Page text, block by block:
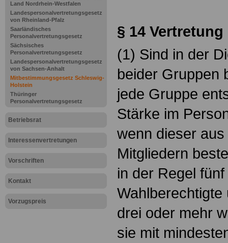
Land Nordrhein-Westfalen
Landespersonalvertretungsgesetz
von Rheinland-Pfalz
Saarländisches
Personalvertretungsgesetz
Sächsisches
Personalvertretungsgesetz
Landespersonalvertretungsgesetz
von Sachsen-Anhalt
Mitbestimmungsgesetz Schleswig-
Holstein
Thüringer
Personalvertretungsgesetz
Betriebsrat
Interessenvertretungen
Vorschriften
Kontakt
Vorzugspreis
§ 14
(1) Sind in der
beider Gruppen
jede Gruppe
Stärke im
wenn dieser
Mitgliedern
in der Regel
drei oder mehr
sie mit